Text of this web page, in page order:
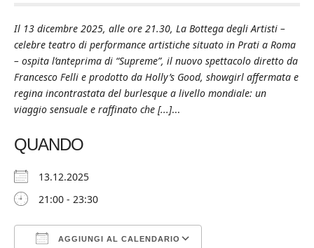
Il 13 dicembre 2025, alle ore 21.30, La Bottega degli Artisti –
celebre teatro di performance artistiche situato in Prati a Roma
– ospita l’anteprima di “Supreme”, il nuovo spettacolo diretto da
Francesco Felli e prodotto da Holly’s Good, showgirl affermata e
regina incontrastata del burlesque a livello mondiale: un
viaggio sensuale e raffinato che [...]...
QUANDO
13.12.2025
21:00 - 23:30
AGGIUNGI AL CALENDARIO